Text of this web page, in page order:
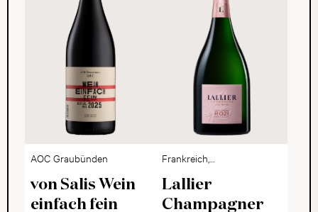
AOC Graubünden
von Salis Wein
einfach fein
Frankreich,
Champagne
Lallier
Champagner